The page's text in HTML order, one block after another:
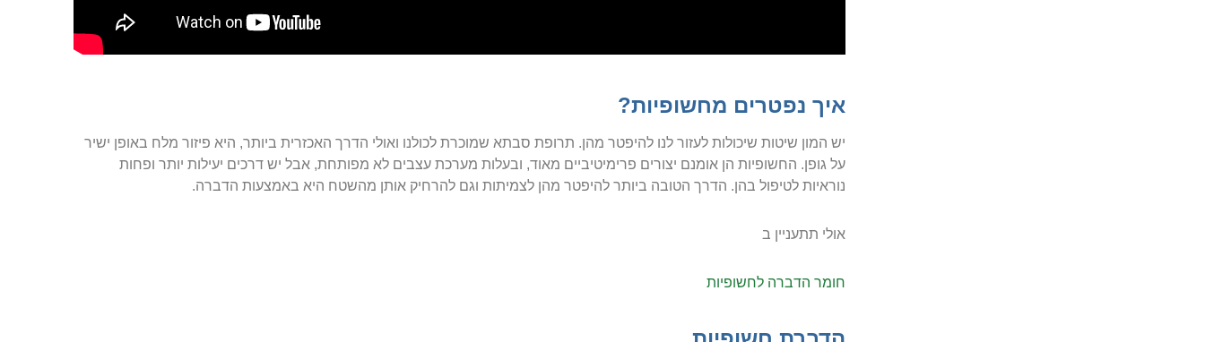
איך נפטרים מחשופיות?
יש המון שיטות שיכולות לעזור לנו להיפטר מהן. תרופת סבתא שמוכרת לכולנו ואולי הדרך האכזרית ביותר, היא פיזור מלח באופן ישיר
על גופן. החשופיות הן אומנם יצורים פרימיטיביים מאוד, ובעלות מערכת עצבים לא מפותחת, אבל יש דרכים יעילות יותר ופחות
נוראיות לטיפול בהן. הדרך הטובה ביותר להיפטר מהן לצמיתות וגם להרחיק אותן מהשטח היא באמצעות הדברה.
אולי תתעניין ב
חומר הדברה לחשופיות